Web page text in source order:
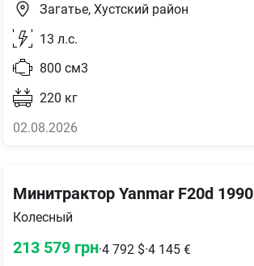
Загатье, Хустский район
13 л.с.
800 см3
220 кг
02.08.2026
Минитрактор Yanmar F20d 1990
Колесный
213 579 грн·4 792 $·4 145 €